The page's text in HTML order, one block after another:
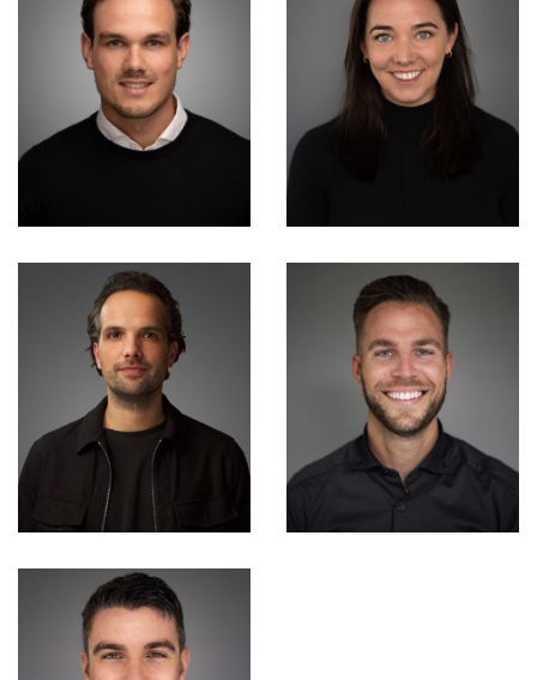
Niels van Erp
Consultant
Melissa Scanu
Consultant
Jason Nijenhuis
Consultant
Bo Verschuren
Consultant